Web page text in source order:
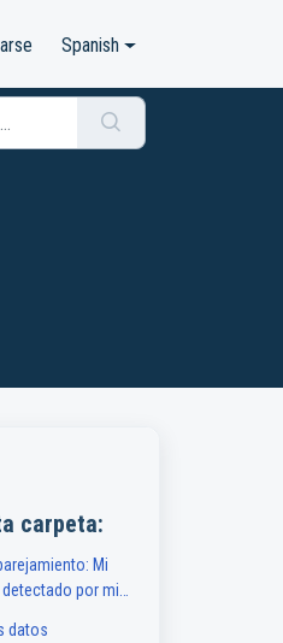
Spanish
carpeta:
Mi
por mi
datos